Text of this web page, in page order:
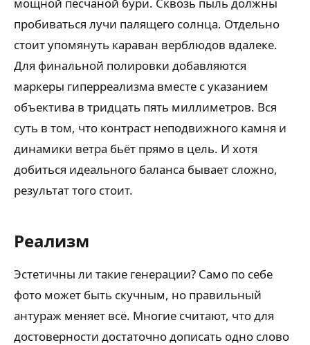
пробиваться лучи палящего солнца. Отдельно
стоит упомянуть караван верблюдов вдалеке.
Для финальной полировки добавляются
маркеры гиперреализма вместе с указанием
объектива в тридцать пять миллиметров. Вся
суть в том, что контраст неподвижного камня и
динамики ветра бьёт прямо в цель. И хотя
добиться идеального баланса бывает сложно,
результат того стоит.
Реализм
Эстетичны ли такие генерации? Само по себе
фото может быть скучным, но правильный
антураж меняет всё. Многие считают, что для
достоверности достаточно дописать одно слово